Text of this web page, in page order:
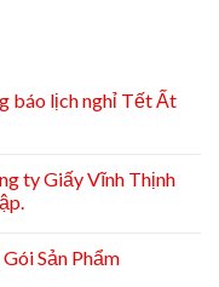
báo lịch nghỉ Tết Ất
ty Giấy Vĩnh Thịnh
Sản Phẩm